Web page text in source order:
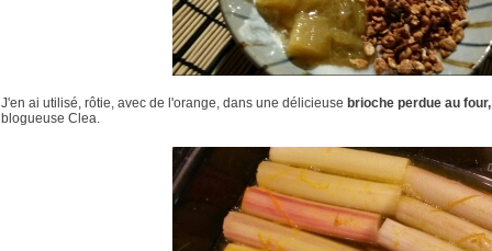
J'en ai utilisé, rôtie, avec de l'orange, dans une délicieuse brioche perdue au four,
blogueuse Clea.